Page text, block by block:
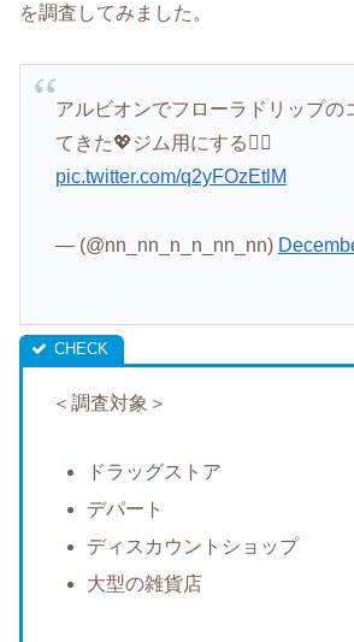
を調査してみました。
アルビオンでフローラドリップの
てきた💖ジム用にする🏋🏻
pic.twitter.com/q2yFOzEtlM
— (@nn_nn_n_n_nn_nn)
＜調査対象＞
ドラッグストア
デパート
ディスカウントショップ
大型の雑貨店